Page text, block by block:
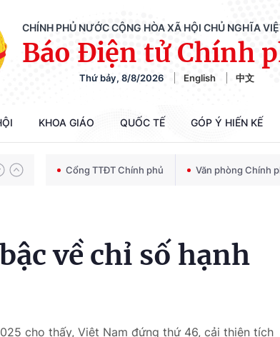
CHÍNH PHỦ NƯỚC CỘNG HÒA XÃ HỘI CHỦ NGHĨA
Báo Điện tử Chính
Thứ bảy, 8/8/2026 English 中文
KHOA GIÁO QUỐC TẾ GÓP Ý HIẾN KẾ
Cổng TTĐT Chính phủ Văn phòng Chính
về chỉ số hạnh
cho thấy, Việt Nam đứng thứ 46, cải thiện tích